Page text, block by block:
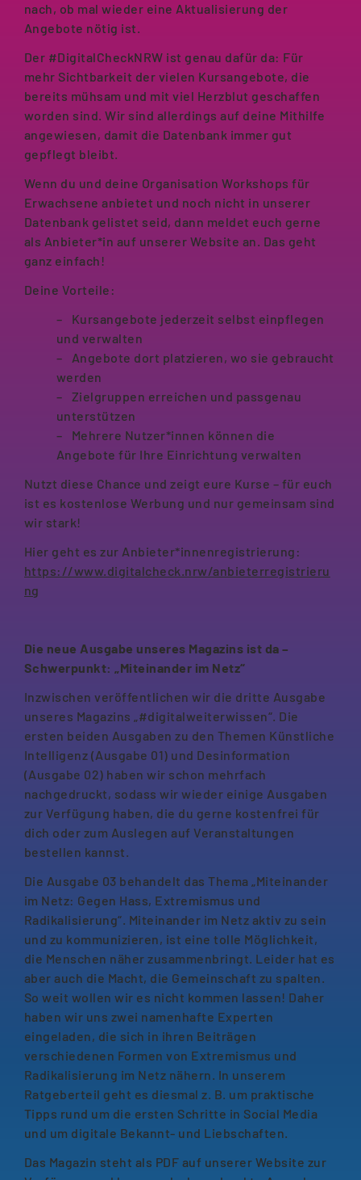
nach, ob mal wieder eine Aktualisierung der
Angebote nötig ist.
Der #DigitalCheckNRW ist genau dafür da: Für
mehr Sichtbarkeit der vielen Kursangebote, die
bereits mühsam und mit viel Herzblut geschaffen
worden sind. Wir sind allerdings auf deine Mithilfe
angewiesen, damit die Datenbank immer gut
gepflegt bleibt.
Wenn du und deine Organisation Workshops für
Erwachsene anbietet und noch nicht in unserer
Datenbank gelistet seid, dann meldet euch gerne
als Anbieter*in auf unserer Website an. Das geht
ganz einfach!
Deine Vorteile:
Kursangebote jederzeit selbst einpflegen
und verwalten
Angebote dort platzieren, wo sie gebraucht
werden
Zielgruppen erreichen und passgenau
unterstützen
Mehrere Nutzer*innen können die
Angebote für Ihre Einrichtung verwalten
Nutzt diese Chance und zeigt eure Kurse – für euch
ist es kostenlose Werbung und nur gemeinsam sind
wir stark!
Hier geht es zur Anbieter*innenregistrierung:
https://www.digitalcheck.nrw/anbieterregistrieru
ng
Die neue Ausgabe unseres Magazins ist da –
Schwerpunkt: „Miteinander im Netz“
Inzwischen veröffentlichen wir die dritte Ausgabe
unseres Magazins „#digitalweiterwissen“. Die
ersten beiden Ausgaben zu den Themen Künstliche
Intelligenz (Ausgabe 01) und Desinformation
(Ausgabe 02) haben wir schon mehrfach
nachgedruckt, sodass wir wieder einige Ausgaben
zur Verfügung haben, die du gerne kostenfrei für
dich oder zum Auslegen auf Veranstaltungen
bestellen kannst.
Die Ausgabe 03 behandelt das Thema „Miteinander
im Netz: Gegen Hass, Extremismus und
Radikalisierung“. Miteinander im Netz aktiv zu sein
und zu kommunizieren, ist eine tolle Möglichkeit,
die Menschen näher zusammenbringt. Leider hat es
aber auch die Macht, die Gemeinschaft zu spalten.
So weit wollen wir es nicht kommen lassen! Daher
haben wir uns zwei namenhafte Experten
eingeladen, die sich in ihren Beiträgen
verschiedenen Formen von Extremismus und
Radikalisierung im Netz nähern. In unserem
Ratgeberteil geht es diesmal z. B. um praktische
Tipps rund um die ersten Schritte in Social Media
und um digitale Bekannt- und Liebschaften.
Das Magazin steht als PDF auf unserer Website zur